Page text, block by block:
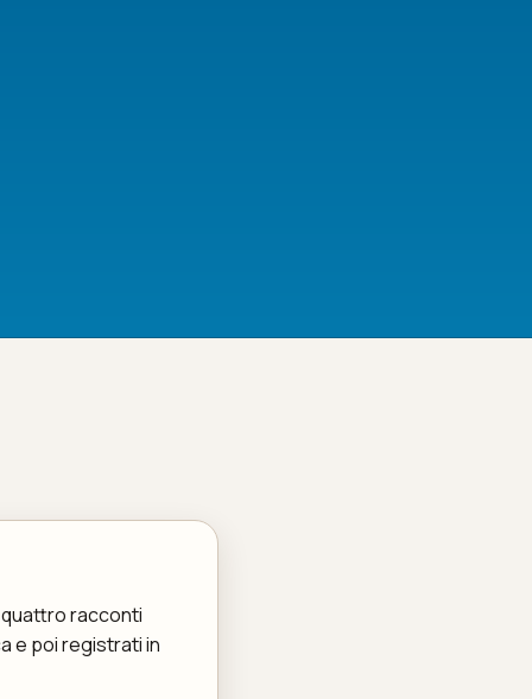
quattro racconti
e poi registrati in